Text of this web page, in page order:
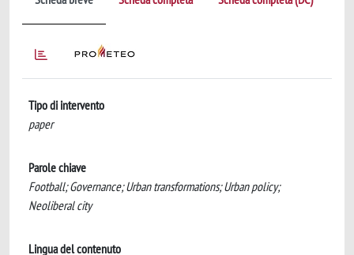
Tipo di intervento
paper
Parole chiave
Football; Governance; Urban transformations; Urban policy;
Neoliberal city
Lingua del contenuto